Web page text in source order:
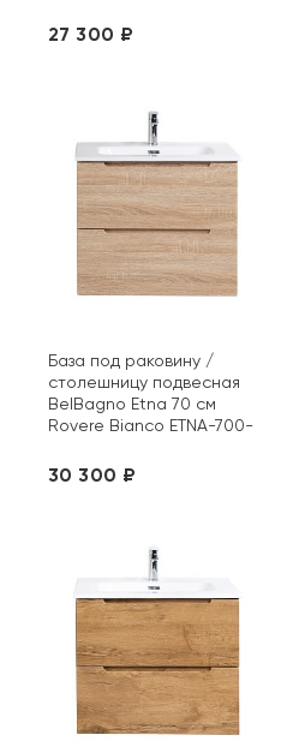
27 300 ₽
База под раковину /
столешницу подвесная
BelBagno Etna 70 см
Rovere Bianco ETNA-700-
30 300 ₽